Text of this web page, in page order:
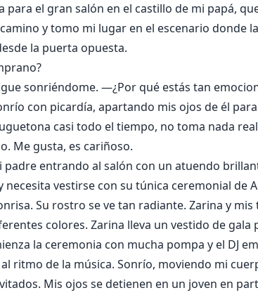
para el gran salón en el castillo de mi papá,
y tomo mi lugar en el escenario donde
la puerta opuesta.
sonriéndome. —¿Por qué estás tan
con picardía, apartando mis ojos de él
casi todo el tiempo, no toma nada
Me gusta, es cariñoso.
padre entrando al salón con un atuendo
necesita vestirse con su túnica ceremonial de
Su rostro se ve tan radiante. Zarina y
colores. Zarina lleva un vestido de gala
la ceremonia con mucha pompa y el DJ
ritmo de la música. Sonrío, moviendo mi
Mis ojos se detienen en un joven en